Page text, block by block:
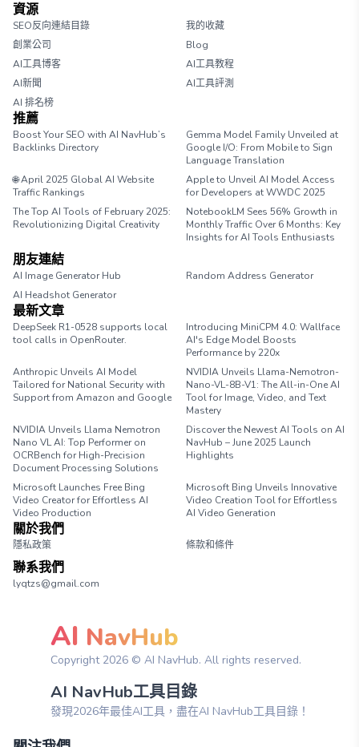
資源
SEO反向連結目錄
我的收藏
創業公司
Blog
AI工具博客
AI工具教程
AI新聞
AI工具評測
AI 排名榜
推薦
Boost Your SEO with AI NavHub’s
Backlinks Directory
Gemma Model Family Unveiled at
Google I/O: From Mobile to Sign
Language Translation
🌐 April 2025 Global AI Website
Traffic Rankings
Apple to Unveil AI Model Access
for Developers at WWDC 2025
The Top AI Tools of February 2025:
Revolutionizing Digital Creativity
NotebookLM Sees 56% Growth in
Monthly Traffic Over 6 Months: Key
Insights for AI Tools Enthusiasts
朋友連結
AI Image Generator Hub
Random Address Generator
AI Headshot Generator
最新文章
DeepSeek R1-0528 supports local
tool calls in OpenRouter.
Introducing MiniCPM 4.0: Wallface
AI's Edge Model Boosts
Performance by 220x
Anthropic Unveils AI Model
Tailored for National Security with
Support from Amazon and Google
NVIDIA Unveils Llama-Nemotron-
Nano-VL-8B-V1: The All-in-One AI
Tool for Image, Video, and Text
Mastery
NVIDIA Unveils Llama Nemotron
Nano VL AI: Top Performer on
OCRBench for High-Precision
Document Processing Solutions
Discover the Newest AI Tools on AI
NavHub – June 2025 Launch
Highlights
Microsoft Launches Free Bing
Video Creator for Effortless AI
Video Production
Microsoft Bing Unveils Innovative
Video Creation Tool for Effortless
AI Video Generation
關於我們
隱私政策 條款和條件
聯系我們
lyqtzs@gmail.com
AI NavHub
Copyright 2026© AI NavHub. All rights reserved.
AI NavHub工具目錄
發現2026年最佳AI工具，盡在AI NavHub工具目錄！